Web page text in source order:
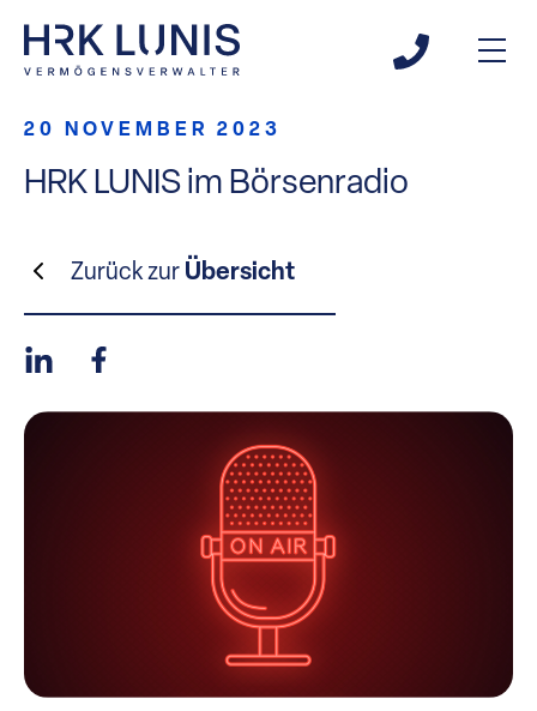
20 NOVEMBER 2023
HRK LUNIS im Börsenradio
Zurück zur Übersicht